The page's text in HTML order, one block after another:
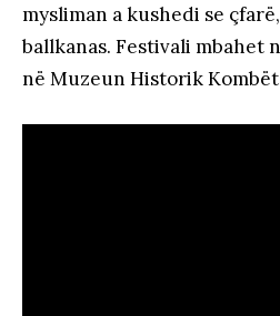
mysliman a kushedi se
ballkanas. Festivali mbahet
në Muzeun Historik